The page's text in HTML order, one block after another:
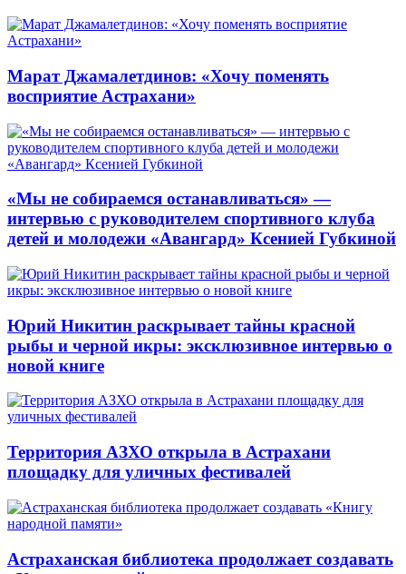
Марат Джамалетдинов: «Хочу поменять
восприятие Астрахани»
«Мы не собираемся останавливаться» —
интервью с руководителем спортивного клуба
детей и молодежи «Авангард» Ксенией Губкиной
Юрий Никитин раскрывает тайны красной
рыбы и черной икры: эксклюзивное интервью о
новой книге
Территория АЗХО открыла в Астрахани
площадку для уличных фестивалей
Астраханская библиотека продолжает создавать